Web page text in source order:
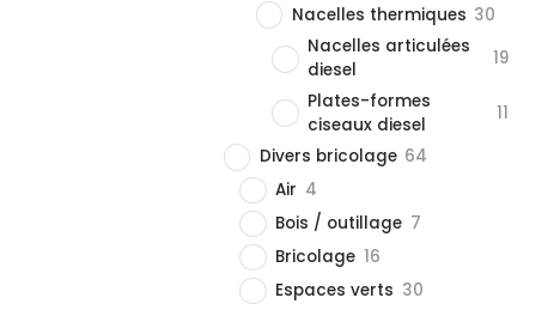
Nacelles thermiques 30
Nacelles articulées
diesel
19
Plates-formes
ciseaux diesel
11
Divers bricolage 64
Air 4
Bois / outillage 7
Bricolage 16
Espaces verts 30